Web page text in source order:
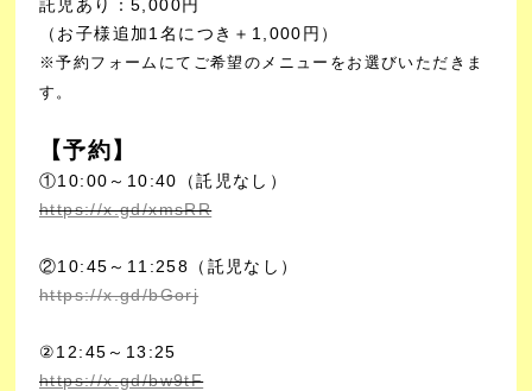
託児あり：5,000円
（お子様追加1名につき＋1,000円）
※予約フォームにてご希望のメニューをお選びいただきま
す。
【予約】
①10:00～10:40（託児なし）
https://x.gd/xmsRR
②10:45～11:258（託児なし）
https://x.gd/bGorj
②12:45～13:25
https://x.gd/bw9tF